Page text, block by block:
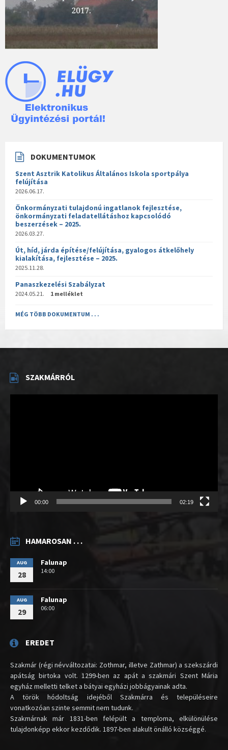
DOKUMENTUMOK
Szent Asztrik Katolikus Általános Iskola sportpálya
felújítása
2026.06.17.
Önkormányzati tulajdonú ingatlanok fejlesztése,
önkormányzati feladatellátáshoz kapcsolódó
beszerzések – 2025.
2026.03.27.
Út, híd, járda építése/felújítása, gyalogos átkelőhely
kialakítása, fejlesztése – 2025.
2025.11.28.
Panaszkezelési Szabályzat
2024.05.21. 1 melléklet
MÉG TÖBB DOKUMENTUM . . .
SZAKMÁRRÓL
00:00 02:19
HAMAROSAN . . .
AUG
28
Falunap
14:00
AUG
29
Falunap
06:00
EREDET
Szakmár (régi névváltozatai: Zothmar, illetve Zathmar) a szekszárdi
apátság birtoka volt. 1299-ben az apát a szakmári Szent Mária
egyház melletti telket a bátyai egyházi jobbágyainak adta.
A török hódoltság idejéből Szakmárra és településeire
vonatkozóan szinte semmit nem tudunk.
Szakmárnak már 1831-ben felépült a temploma, elkülönülése
tulajdonképp ekkor kezdődik. 1897-ben alakult önálló községgé.